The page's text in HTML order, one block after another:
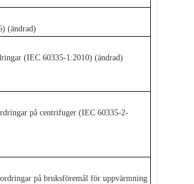
(ändrad)
(IEC 60335-1:2010) (ändrad)
på centrifuger (IEC 60335-2-
på bruksföremål för uppvärmning